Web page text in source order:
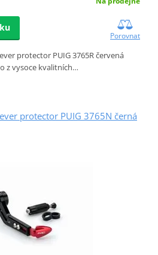
Porovnat
protector PUIG 3765R červená
z vysoce kvalitních…
protector PUIG 3765N černá